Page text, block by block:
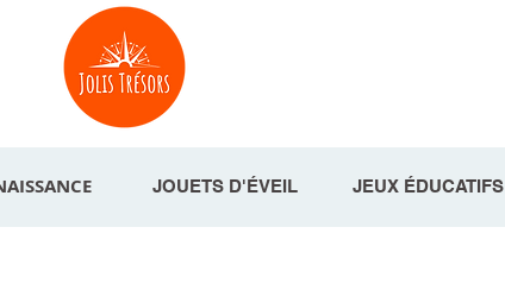
JOUETS D'ÉVEIL JEUX ÉDUCATIFS